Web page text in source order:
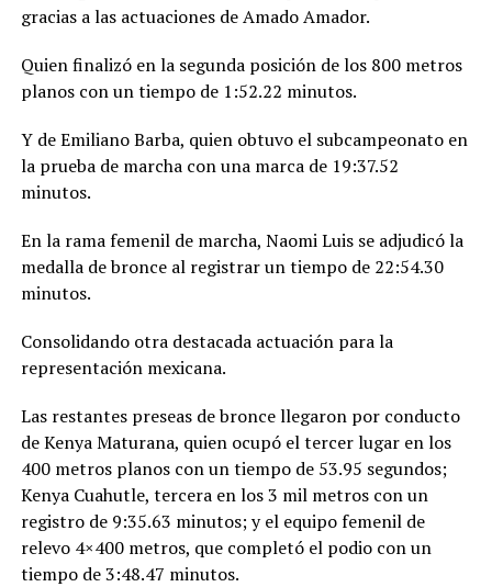
gracias a las actuaciones de Amado Amador.
Quien finalizó en la segunda posición de los 800 metros
planos con un tiempo de 1:52.22 minutos.
Y de Emiliano Barba, quien obtuvo el subcampeonato en
la prueba de marcha con una marca de 19:37.52
minutos.
En la rama femenil de marcha, Naomi Luis se adjudicó la
medalla de bronce al registrar un tiempo de 22:54.30
minutos.
Consolidando otra destacada actuación para la
representación mexicana.
Las restantes preseas de bronce llegaron por conducto
de Kenya Maturana, quien ocupó el tercer lugar en los
400 metros planos con un tiempo de 53.95 segundos;
Kenya Cuahutle, tercera en los 3 mil metros con un
registro de 9:35.63 minutos; y el equipo femenil de
relevo 4×400 metros, que completó el podio con un
tiempo de 3:48.47 minutos.